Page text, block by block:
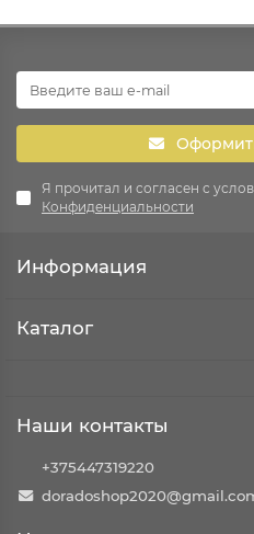
Я прочитал и согласен с
Конфиденциальности
Информация
Каталог
Наши контакты
+375447319220